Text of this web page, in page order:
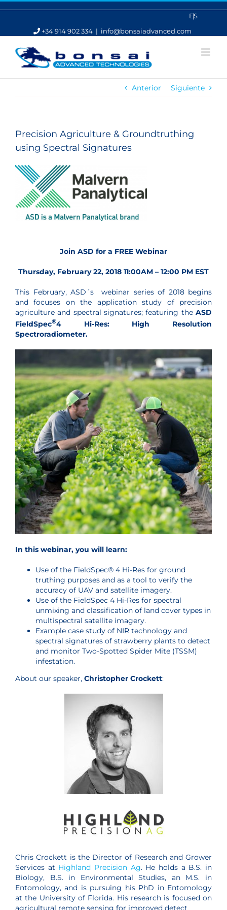
Saltar
ES
+34 914 902 334 | info@bonsaiadvanced.com
Anterior Siguiente
Precision Agriculture & Groundtruthing
using Spectral Signatures
Join ASD for a FREE Webinar
Thursday, February 22, 2018 11:00AM – 12:00 PM EST
This February, ASD´s webinar series of 2018 begins
and focuses on the application study of precision
agriculture and spectral signatures; featuring the ASD
FieldSpec®4 Hi-Res: High Resolution
Spectroradiometer.
In this webinar, you will learn:
Use of the FieldSpec® 4 Hi-Res for ground
truthing purposes and as a tool to verify the
accuracy of UAV and satellite imagery.
Use of the FieldSpec 4 Hi-Res for spectral
unmixing and classification of land cover types in
multispectral satellite imagery.
Example case study of NIR technology and
spectral signatures of strawberry plants to detect
and monitor Two-Spotted Spider Mite (TSSM)
infestation.
About our speaker, Christopher Crockett:
Chris Crockett is the Director of Research and Grower
Services at Highland Precision Ag. He holds a B.S. in
Biology, B.S. in Environmental Studies, an M.S. in
Entomology, and is pursuing his PhD in Entomology
at the University of Florida. His research is focused on
agricultural remote sensing for improved detect